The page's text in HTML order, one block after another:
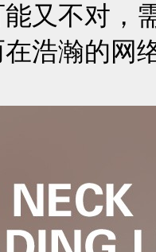
又不对，
浩瀚的网